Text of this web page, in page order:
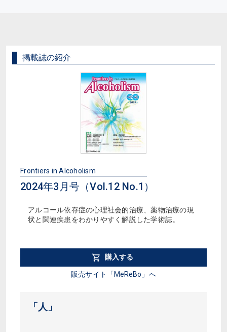
掲載誌の紹介
Frontiers in Alcoholism
2024年3月号（Vol.12 No.1）
アルコール依存症の心理社会的治療、薬物治療の現
状と関連疾患をわかりやすく解説した学術誌。
購入する
販売サイト「MeReBo」へ
「人」